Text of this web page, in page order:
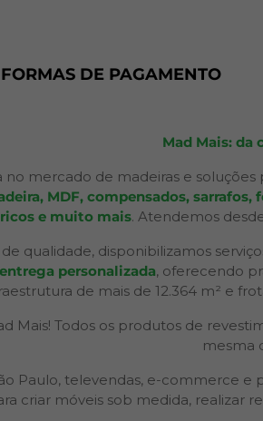
FORMAS DE PAGAMENTO
Mad Mais: da
no mercado de madeiras e
MDF, compensados,
e muito mais. Atendemos
qualidade, disponibilizamos
personalizada, oferecendo
de mais de 12.364 m² e
Mais! Todos os produtos de
mesma
Paulo, televendas, e-commerce
criar móveis sob medida, realizar